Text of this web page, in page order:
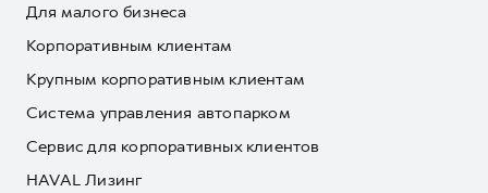
Для малого бизнеса
Корпоративным клиентам
Крупным корпоративным клиентам
Система управления автопарком
Сервис для корпоративных клиентов
HAVAL Лизинг